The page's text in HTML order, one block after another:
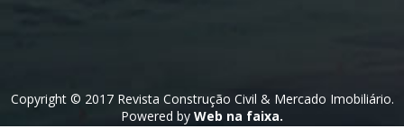
Copyright © 2017 Revista Construção Civil & Mercado Imobiliário.
Powered by Web na faixa.